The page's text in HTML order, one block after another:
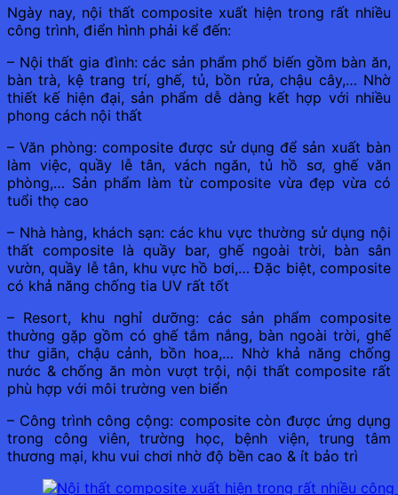
Ngày nay, nội thất composite xuất hiện trong rất nhiều
công trình, điển hình phải kể đến:
– Nội thất gia đình: các sản phẩm phổ biến gồm bàn ăn,
bàn trà, kệ trang trí, ghế, tủ, bồn rửa, chậu cây,… Nhờ
thiết kế hiện đại, sản phẩm dễ dàng kết hợp với nhiều
phong cách nội thất
– Văn phòng: composite được sử dụng để sản xuất bàn
làm việc, quầy lễ tân, vách ngăn, tủ hồ sơ, ghế văn
phòng,… Sản phẩm làm từ composite vừa đẹp vừa có
tuổi thọ cao
– Nhà hàng, khách sạn: các khu vực thường sử dụng nội
thất composite là quầy bar, ghế ngoài trời, bàn sân
vườn, quầy lễ tân, khu vực hồ bơi,… Đặc biệt, composite
có khả năng chống tia UV rất tốt
– Resort, khu nghỉ dưỡng: các sản phẩm composite
thường gặp gồm có ghế tắm nắng, bàn ngoài trời, ghế
thư giãn, chậu cảnh, bồn hoa,… Nhờ khả năng chống
nước & chống ăn mòn vượt trội, nội thất composite rất
phù hợp với môi trường ven biển
– Công trình công cộng: composite còn được ứng dụng
trong công viên, trường học, bệnh viện, trung tâm
thương mại, khu vui chơi nhờ độ bền cao & ít bảo trì